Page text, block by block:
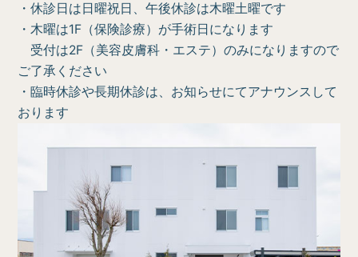
・休診日は日曜祝日、午後休診は木曜土曜です
・木曜は1F（保険診療）が手術日になります
受付は2F（美容皮膚科・エステ）のみになりますので
ご了承ください
・臨時休診や長期休診は、お知らせにてアナウンスして
おります